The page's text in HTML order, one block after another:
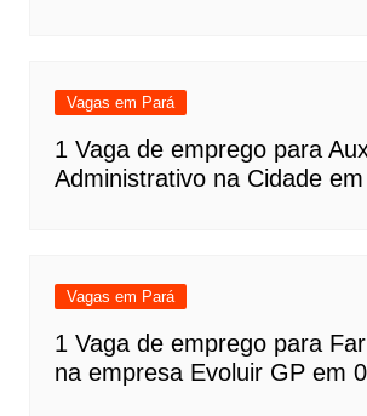
Vagas em Pará
1 Vaga de emprego para
Administrativo na Cidade
Vagas em Pará
1 Vaga de emprego para
na empresa Evoluir GP em